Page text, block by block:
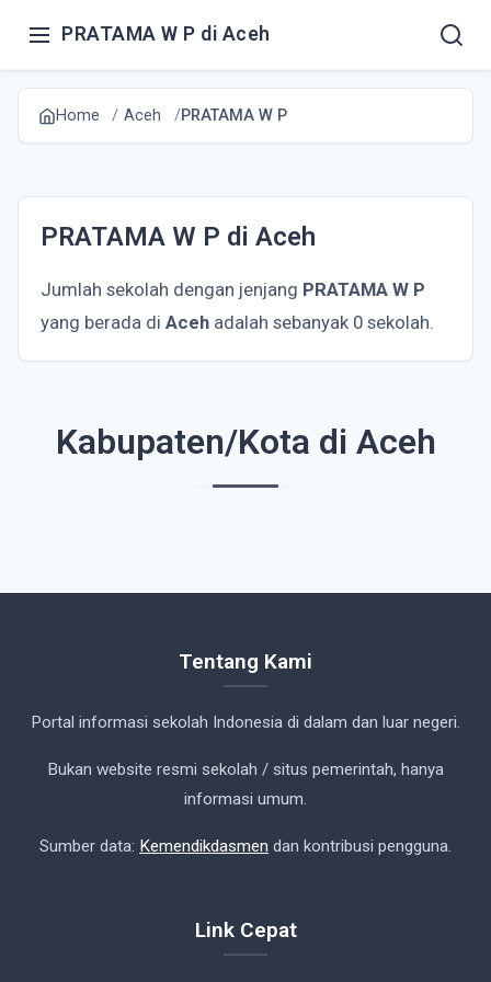
PRATAMA W P di Aceh
Home Aceh PRATAMA W P
PRATAMA W P di Aceh
Jumlah sekolah dengan jenjang PRATAMA W P
yang berada di Aceh adalah sebanyak 0 sekolah.
Kabupaten/Kota di Aceh
Tentang Kami
Portal informasi sekolah Indonesia di dalam dan luar negeri.
Bukan website resmi sekolah / situs pemerintah, hanya
informasi umum.
Sumber data: Kemendikdasmen dan kontribusi pengguna.
Link Cepat